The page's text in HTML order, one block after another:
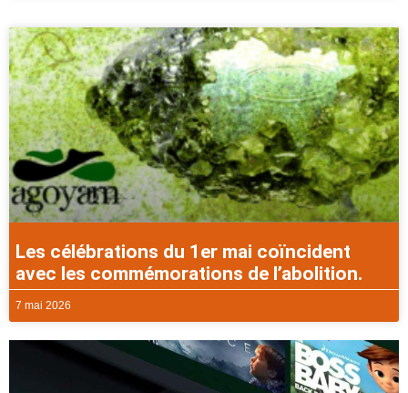
Les célébrations du 1er mai coïncident
avec les commémorations de l’abolition.
7 mai 2026